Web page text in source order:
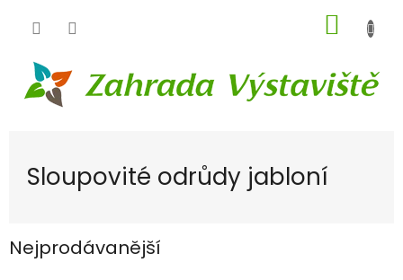
KOŠÍK
Sloupovité odrůdy jabloní
Nejprodávanější